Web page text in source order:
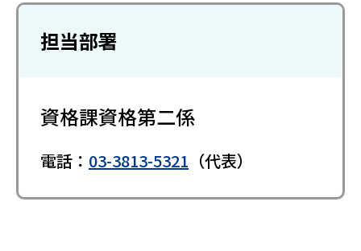
担当部署
資格課資格第二係
電話： 03-3813-5321 （代表）